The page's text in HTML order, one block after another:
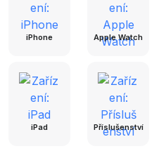
iPhone Apple Watch
iPad Příslušenství